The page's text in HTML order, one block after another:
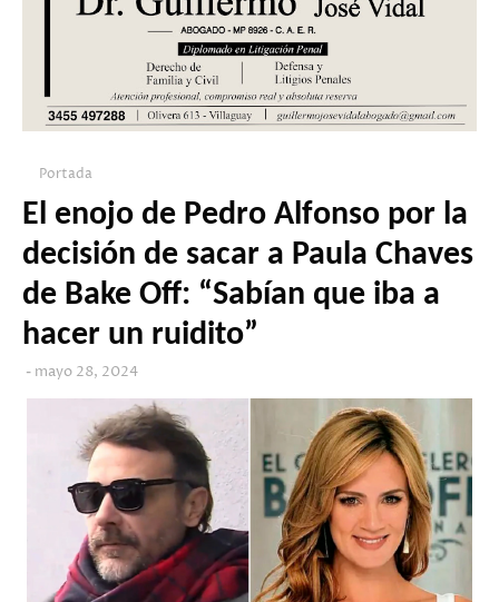
Portada
El enojo de Pedro Alfonso por la
decisión de sacar a Paula Chaves
de Bake Off: “Sabían que iba a
hacer un ruidito”
mayo 28, 2024